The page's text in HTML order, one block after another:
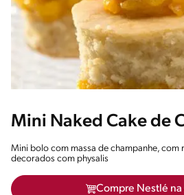
Mini Naked Cake de
Mini bolo com massa de champanhe, com
decorados com physalis
Compre Nestlé na